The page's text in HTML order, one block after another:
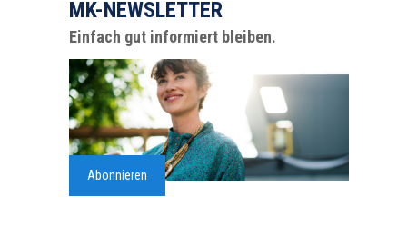
MK-NEWSLETTER
Einfach gut informiert bleiben.
Abonnieren